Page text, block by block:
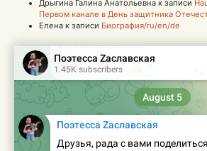
Дрыгина Галина Анатольевна к записи
Первом канале в День защитника
Елена к записи Биография/ru/en/de